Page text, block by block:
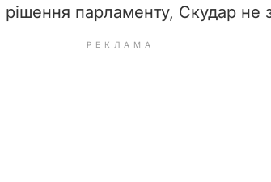
рішення парламенту, Скудар не
РЕКЛАМА